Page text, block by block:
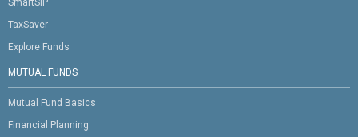
SmartSIP
TaxSaver
Explore Funds
MUTUAL FUNDS
Mutual Fund Basics
Financial Planning